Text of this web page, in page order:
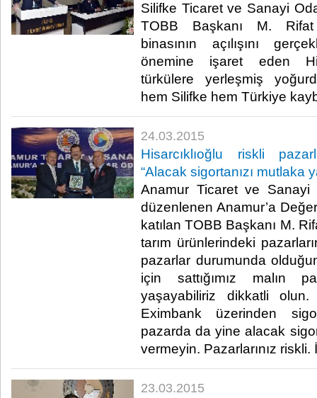
Silifke Ticaret ve Sanayi
TOBB Başkanı M. Rifat
binasının açılışını
önemine işaret eden
türkülere yerleşmiş
hem Silifke hem Türkiye
24.03.2015
Hisarcıklıoğlu riskli
“Alacak sigortanızı mutlaka
Anamur Ticaret ve Sanayi
düzenlenen Anamur’a
katılan TOBB Başkanı M.
tarım ürünlerindeki
pazarlar durumunda
için sattığımız malın
yaşayabiliriz dikkatli
Eximbank üzerinden
pazarda da yine alacak
vermeyin. Pazarlarınız riskli.
23.03.2015